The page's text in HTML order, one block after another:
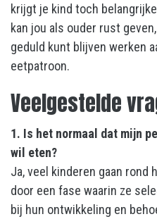
krijgt je kind toch
kan jou als ouder rust
geduld kunt blijven werken
eetpatroon.
Veelgestelde
1. Is het normaal dat mijn
wil eten?
Ja, veel kinderen gaan
door een fase waarin ze
bij hun ontwikkeling en